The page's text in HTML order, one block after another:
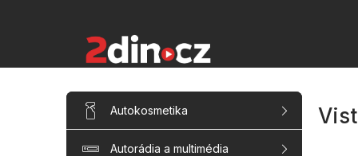
P
s
Přeskočit
kategorieAutokosmetika
Autorádia a multimédia